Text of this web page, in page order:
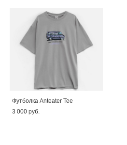
Футболка Anteater Tee
3 000 pуб.